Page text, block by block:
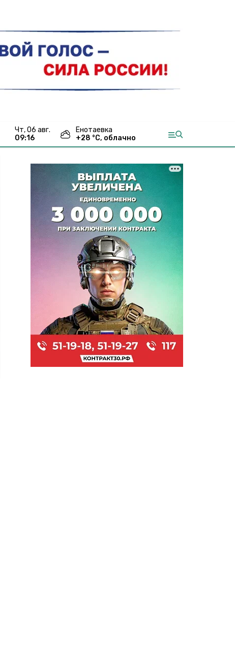
чт, 06 авг.
09:16
Енотаевка
+28 °С, облачно